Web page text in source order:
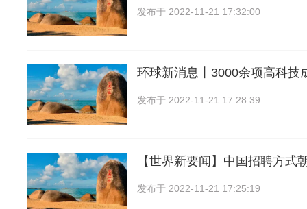
发布于 2022-11-21 17:32:00
环球新消息丨3000余项高科技
发布于 2022-11-21 17:28:39
【世界新要闻】中国招聘方式
发布于 2022-11-21 17:25:19